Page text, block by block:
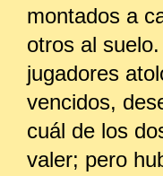
montados a
otros al
jugadores
vencidos,
cuál de los
valer; pero